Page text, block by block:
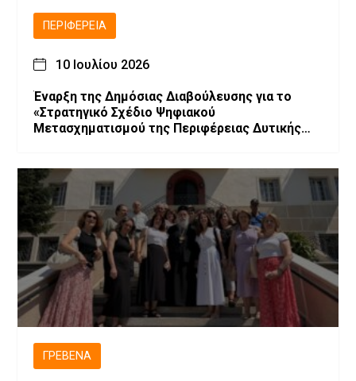
ΠΕΡΙΦΈΡΕΙΑ
10 Ιουλίου 2026
Έναρξη της Δημόσιας Διαβούλευσης για το
«Στρατηγικό Σχέδιο Ψηφιακού
Μετασχηματισμού της Περιφέρειας Δυτικής
ΓΡΕΒΕΝΆ